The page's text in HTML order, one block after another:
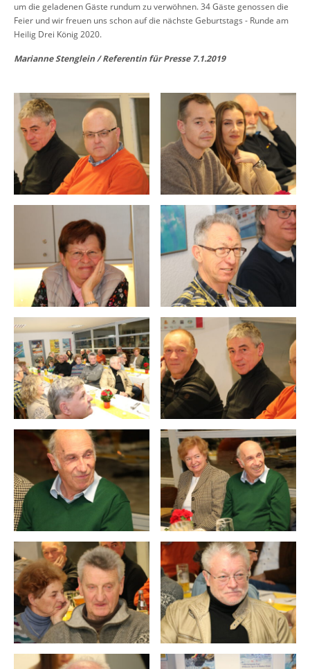
um die geladenen Gäste rundum zu verwöhnen. 34 Gäste genossen die
Feier und wir freuen uns schon auf die nächste Geburtstags - Runde am
Heilig Drei König 2020.
Marianne Stenglein / Referentin für Presse 7.1.2019